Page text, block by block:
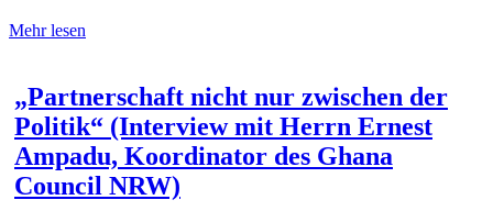
Mehr lesen
„Partnerschaft nicht nur zwischen der
Politik“ (Interview mit Herrn Ernest
Ampadu, Koordinator des Ghana
Council NRW)